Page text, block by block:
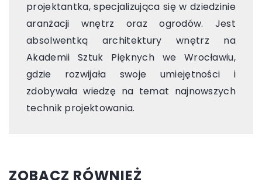
projektantka, specjalizująca się w dziedzinie
aranżacji wnętrz oraz ogrodów. Jest
absolwentką architektury wnętrz na
Akademii Sztuk Pięknych we Wrocławiu,
gdzie rozwijała swoje umiejętności i
zdobywała wiedzę na temat najnowszych
technik projektowania.
ZOBACZ RÓWNIEŻ